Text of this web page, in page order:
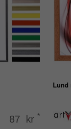
87 kr *
Lund